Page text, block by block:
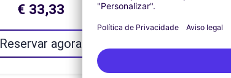
€ 33,33
Reservar agora